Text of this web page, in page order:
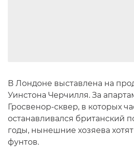
В Лондоне выставлена на
Уинстона Черчилля. За
Гросвенор-сквер, в которых
останавливался британский
годы, нынешние хозяева
фунтов.